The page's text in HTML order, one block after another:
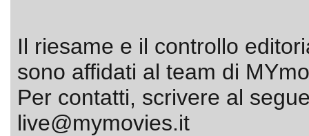
Il riesame e il controllo
sono affidati al team di
Per contatti, scrivere al
live@mymovies.it